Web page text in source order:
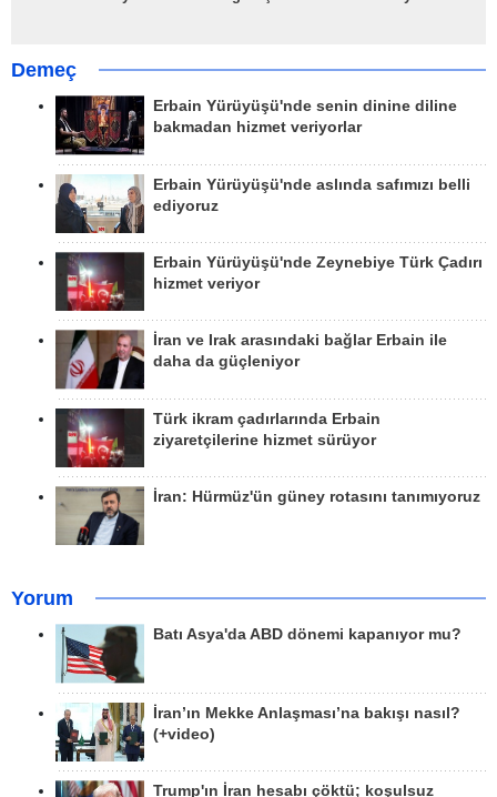
Demeç
Erbain Yürüyüşü'nde senin dinine diline
bakmadan hizmet veriyorlar
Erbain Yürüyüşü'nde aslında safımızı belli
ediyoruz
Erbain Yürüyüşü'nde Zeynebiye Türk Çadırı
hizmet veriyor
İran ve Irak arasındaki bağlar Erbain ile
daha da güçleniyor
Türk ikram çadırlarında Erbain
ziyaretçilerine hizmet sürüyor
İran: Hürmüz'ün güney rotasını tanımıyoruz
Yorum
Batı Asya'da ABD dönemi kapanıyor mu?
İran’ın Mekke Anlaşması’na bakışı nasıl?
(+video)
Trump'ın İran hesabı çöktü; koşulsuz